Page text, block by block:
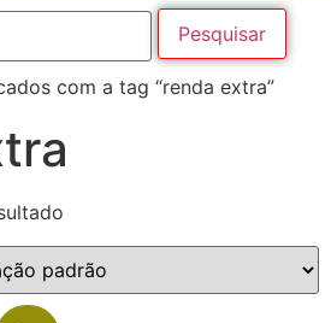
com a tag “renda extra”